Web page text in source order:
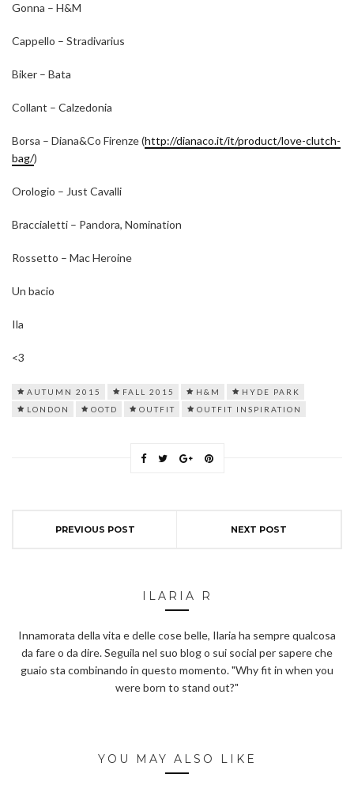
Gonna – H&M
Cappello – Stradivarius
Biker – Bata
Collant – Calzedonia
Borsa – Diana&Co Firenze (http://dianaco.it/it/product/love-clutch-
bag/)
Orologio – Just Cavalli
Braccialetti – Pandora, Nomination
Rossetto – Mac Heroine
Un bacio
Ila
<3
AUTUMN 2015 FALL 2015 H&M
HYDE PARK
LONDON
OOTD OUTFIT OUTFIT INSPIRATION
PREVIOUS POST NEXT POST
ILARIA R
Innamorata della vita e delle cose belle, Ilaria ha sempre qualcosa
da fare o da dire. Seguila nel suo blog o sui social per sapere che
guaio sta combinando in questo momento. "Why fit in when you
were born to stand out?"
YOU MAY ALSO LIKE